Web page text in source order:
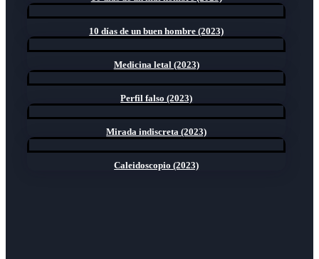
10 días de un buen hombre (2023)
Medicina letal (2023)
Perfil falso (2023)
Mirada indiscreta (2023)
Caleidoscopio (2023)